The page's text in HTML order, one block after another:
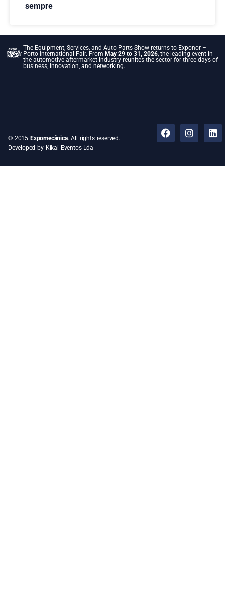
sempre
The Equipment, Services, and Auto Parts Show returns to Exponor –
Porto International Fair. From May 29 to 31, 2026, the leading event in
the automotive aftermarket industry reunites the sector for three days of
business, innovation, and networking.
© 2015 Expomecânica. All rights reserved.
Developed by Kikai Eventos Lda